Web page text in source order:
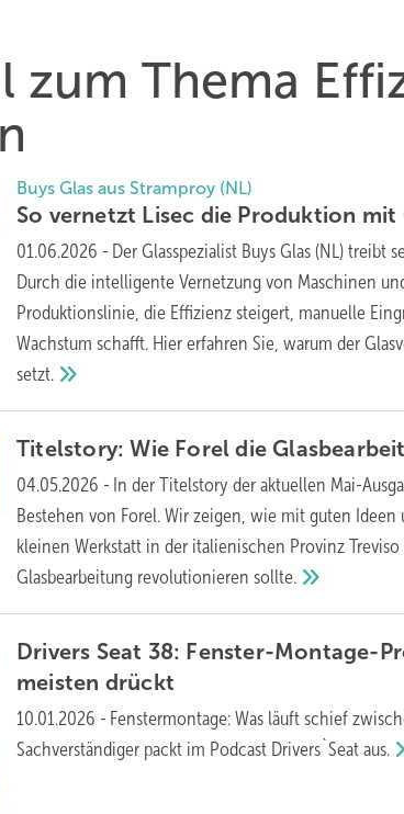
zum Thema
Buys Glas aus Stramproy (NL)
So vernetzt Lisec die Produktion mit
01.06.2026 - Der Glasspezialist Buys Glas (NL) treibt
Durch die intelligente Vernetzung von Maschinen
Produktionslinie, die Effizienz steigert, manuelle
Wachstum schafft. Hier erfahren Sie, warum der
setzt.
Titelstory: Wie Forel die
04.05.2026 - In der Titelstory der aktuellen Mai-
Bestehen von Forel. Wir zeigen, wie mit guten
kleinen Werkstatt in der italienischen Provinz
Glasbearbeitung revolutionierensollte.
Drivers Seat 38: Fenster-Montage-
meisten drückt
10.01.2026 - Fenstermontage: Was läuft schief
Sachverständiger packt im Podcast Drivers`Seataus.